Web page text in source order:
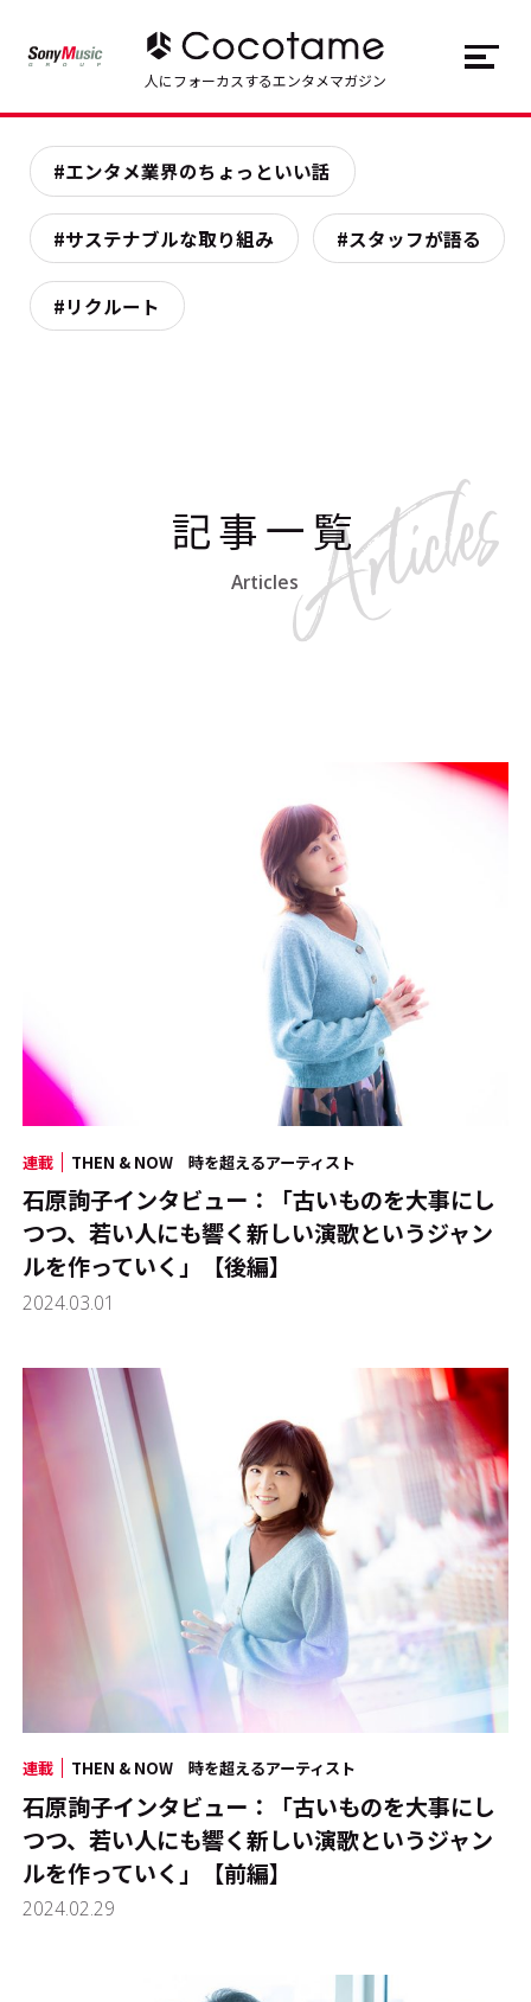
トップ Top
記事一覧 Articles
連載一覧 Series
#エンタメ業界のちょっといい話
プライバシーポリシー
本サイトご利用にあたって
お問い合わせ
JP EN
人にフォーカスするエンタメマガジン
#エンタメ業界のちょっといい話
#サステナブルな取り組み #スタッフが語る
#リクルート
記事一覧
Articles
連載 THEN & NOW 時を超えるアーティスト
石原詢子インタビュー：「古いものを大事にし
つつ、若い人にも響く新しい演歌というジャン
ルを作っていく」【後編】
2024.03.01
連載 THEN & NOW 時を超えるアーティスト
石原詢子インタビュー：「古いものを大事にし
つつ、若い人にも響く新しい演歌というジャン
ルを作っていく」【前編】
2024.02.29